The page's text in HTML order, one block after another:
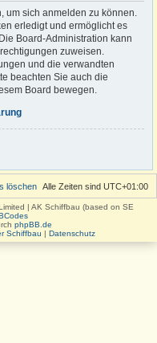
um sich anmelden zu können.
erledigt und ermöglicht es
Board-Administration kann
zuweisen.
und die verwandten
beachten Sie auch die
Board bewegen.
Alle Zeiten sind UTC+01:00
löschen
| AK Schiffbau (based on SE
phpBB.de
Schiffbau | Datenschutz